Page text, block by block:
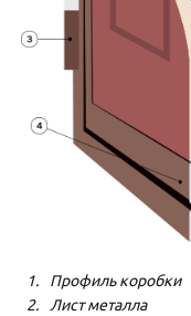
Профиль коробки
Лист металла